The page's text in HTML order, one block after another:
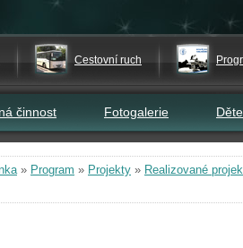
Cestovní ruch
činnost Fotogalerie
» Program » Projekty » Realizované